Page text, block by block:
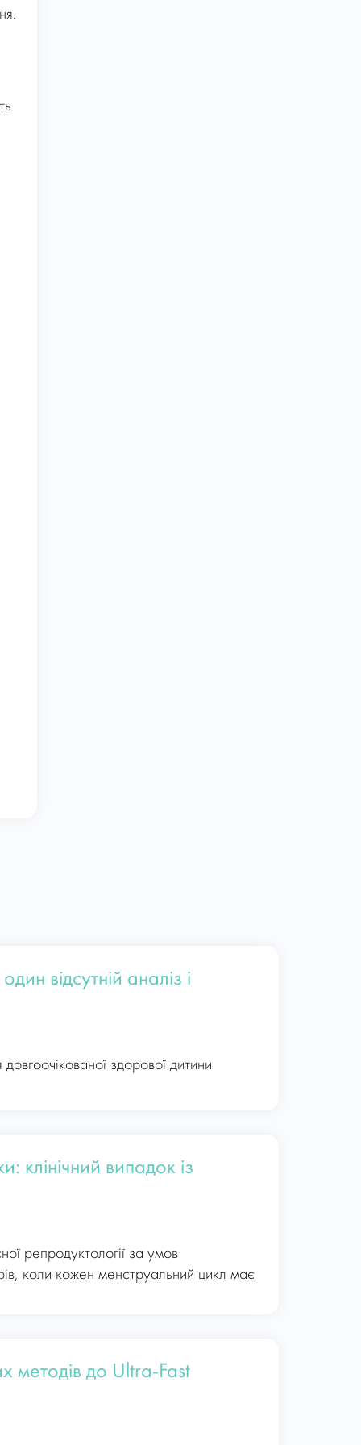
відсутній аналіз і
здорової дитини
клінічний випадок із
репродуктології за умов
коли кожен менструальний цикл має
методів до Ultra-Fast